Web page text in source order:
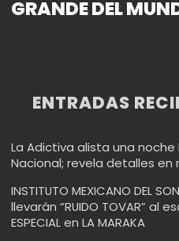
GRANDE DEL
ENTRADAS
La Adictiva alista una
Nacional; revela detalles en
INSTITUTO MEXICANO DEL
llevarán “RUIDO TOVAR” al
ESPECIAL en LA MARAKA